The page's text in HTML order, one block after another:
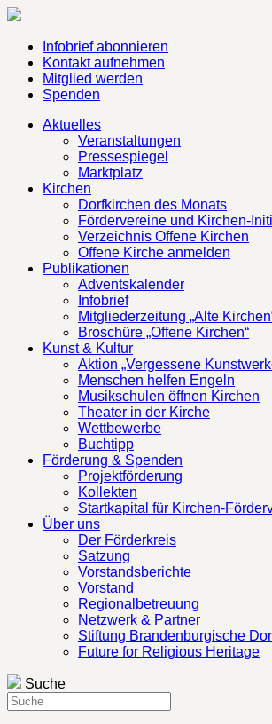
Infobrief abonnieren
Kontakt aufnehmen
Mitglied werden
Spenden
Aktuelles
Veranstaltungen
Pressespiegel
Marktplatz
Kirchen
Dorfkirchen des Monats
Fördervereine und Kirchen-
Verzeichnis Offene Kirchen
Offene Kirche anmelden
Publikationen
Adventskalender
Infobrief
Mitgliederzeitung „Alte
Broschüre „Offene Kirchen“
Kunst & Kultur
Aktion „Vergessene
Menschen helfen Engeln
Musikschulen öffnen Kirchen
Theater in der Kirche
Wettbewerbe
Buchtipp
Förderung & Spenden
Projektförderung
Kollekten
Startkapital für Kirchen-
Über uns
Der Förderkreis
Satzung
Vorstandsberichte
Vorstand
Regionalbetreuung
Netzwerk & Partner
Stiftung Brandenburgische
Future for Religious Heritage
Suche